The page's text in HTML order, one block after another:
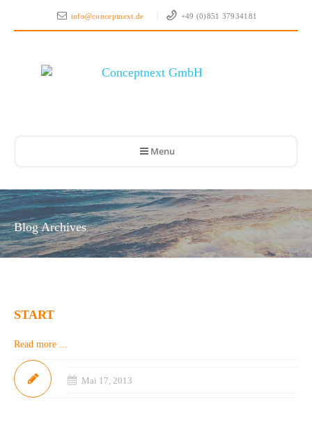
info@conceptnext.de +49 (0)851 37934181
Menu
Blog Archives
START
Read more ...
Mai 17, 2013